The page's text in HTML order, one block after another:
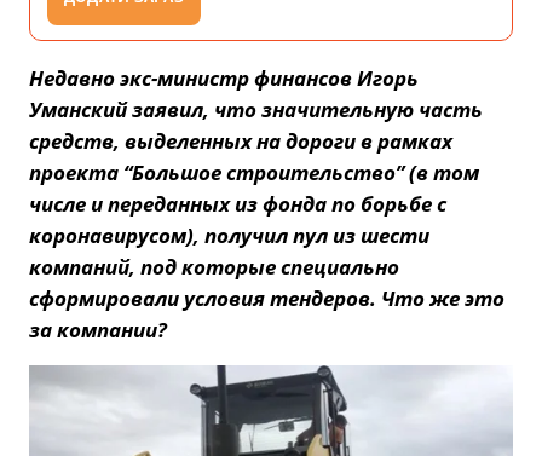
Недавно экс-министр финансов Игорь
Уманский заявил, что значительную часть
средств, выделенных на дороги в рамках
проекта “Большое строительство” (в том
числе и переданных из фонда по борьбе с
коронавирусом), получил пул из шести
компаний, под которые специально
сформировали условия тендеров. Что же это
за компании?